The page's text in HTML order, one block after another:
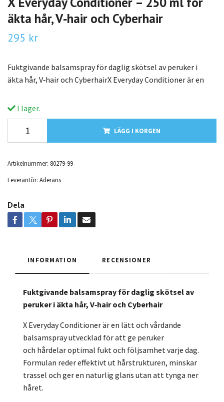
äkta hår, V‑hair och Cyberhair
295 kr
Fuktgivande balsamspray för daglig skötsel av peruker i
äkta hår, V‑hair och CyberhairX Everyday Conditioner är en
I lager.
LÄGG I KORGEN
Artikelnummer: 80279-99
Leverantör: Aderans
Dela
INFORMATION RECENSIONER
Fuktgivande balsamspray fördaglig skötsel av
perukeri äkta hår, V‑hairoch Cyberhair
X EverydayConditionerären lätt och vårdande
balsamsprayutvecklad föratt ge peruker
och hårdelaroptimal fukt och följsamhet varje dag.
Formulan redereffektivt ut hårstrukturen, minskar
trassel och geren naturlig glans utan att tynga ner
håret.